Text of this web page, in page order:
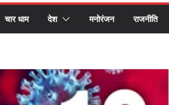
चार धाम देश मनोरंजन राजनीति